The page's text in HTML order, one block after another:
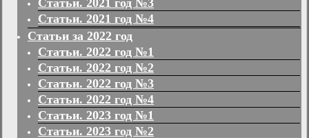
Статьи. 2021 год №3
Статьи. 2021 год №4
Статьи за 2022 год
Статьи. 2022 год №1
Статьи. 2022 год №2
Статьи. 2022 год №3
Статьи. 2022 год №4
Статьи. 2023 год №1
Статьи. 2023 год №2